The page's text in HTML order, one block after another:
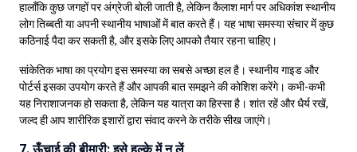
हालाँकि कुछ जगहों पर अंग्रेजी बोली जाती है, लेकिन कैलाश मार्ग पर अधिकांश स्थानीय
लोग तिब्बती या अपनी स्थानीय भाषाओं में बात करते हैं। यह भाषा समस्या संचार में कुछ
कठिनाई पैदा कर सकती है, और इसके लिए आपको तैयार रहना चाहिए।
सांकेतिक भाषा का प्रयोग इस समस्या का सबसे अच्छा हल है। स्थानीय गाइड और
पोर्टर्स इसका उपयोग करते हैं और आपकी बात समझने की कोशिश करेंगे। कभी-कभी
यह निराशाजनक हो सकता है, लेकिन यह यात्रा का हिस्सा है। शांत रहें और धैर्य रखें,
जल्द ही आप शारीरिक इशारों द्वारा संवाद करने के तरीके सीख जाएंगे।